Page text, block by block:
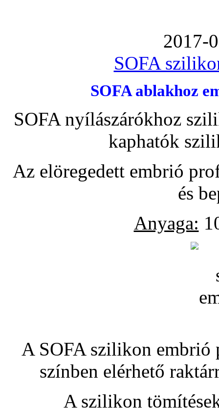
2017-
SOFA
SOFA ablakhoz
SOFA nyílászárókhoz
kaphatók
Az elöregedett embrió
és
Anyaga:
A SOFA szilikon embrió
színben elérhető
A szilikon